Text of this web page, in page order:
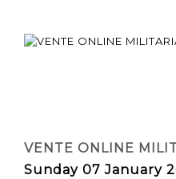
VENTE ONLINE
Sunday 07 January